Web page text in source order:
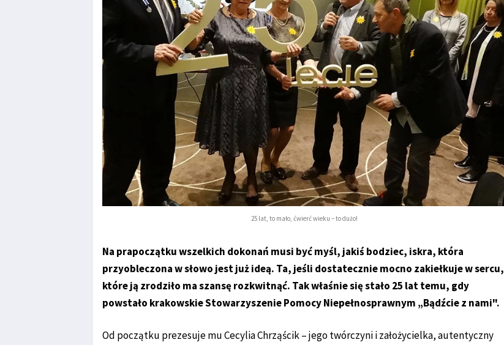
25 lat, to mało, ćwierć wieku – to dużo!
Na prapoczątku wszelkich dokonań musi być myśl, jakiś bodziec, iskra, która
przyobleczona w słowo jest już ideą. Ta, jeśli dostatecznie mocno zakiełkuje w sercu,
które ją zrodziło ma szansę rozkwitnąć. Tak właśnie się stało 25 lat temu, gdy
powstało krakowskie Stowarzyszenie Pomocy Niepełnosprawnym „Bądźcie z nami".
Od początku prezesuje mu Cecylia Chrząścik – jego twórczyni i założycielka, autentyczny